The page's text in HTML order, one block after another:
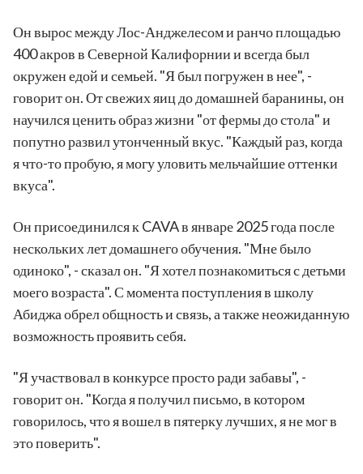
Он вырос между Лос-Анджелесом и ранчо площадью
400 акров в Северной Калифорнии и всегда был
окружен едой и семьей. "Я был погружен в нее", -
говорит он. От свежих яиц до домашней баранины, он
научился ценить образ жизни "от фермы до стола" и
попутно развил утонченный вкус. "Каждый раз, когда
я что-то пробую, я могу уловить мельчайшие оттенки
вкуса".
Он присоединился к CAVA в январе 2025 года после
нескольких лет домашнего обучения. "Мне было
одиноко", - сказал он. "Я хотел познакомиться с детьми
моего возраста". С момента поступления в школу
Абиджа обрел общность и связь, а также неожиданную
возможность проявить себя.
"Я участвовал в конкурсе просто ради забавы", -
говорит он. "Когда я получил письмо, в котором
говорилось, что я вошел в пятерку лучших, я не мог в
это поверить".